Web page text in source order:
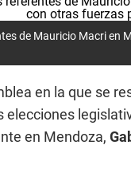
de Mauricio Macri
en la que se
en Mendoza,